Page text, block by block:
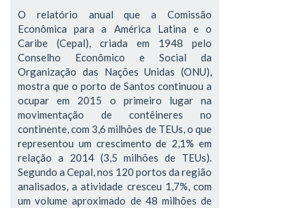
O relatório anual que a Comissão
Econômica para a América Latina e o
Caribe (Cepal), criada em 1948 pelo
Conselho Econômico e Social da
Organização das Nações Unidas (ONU),
mostra que o porto de Santos continuou a
ocupar em 2015 o primeiro lugar na
movimentação de contêineres no
continente, com 3,6 milhões de TEUs, o que
representou um crescimento de 2,1% em
relação a 2014 (3,5 milhões de TEUs).
Segundo a Cepal, nos 120 portos da região
analisados, a atividade cresceu 1,7%, com
um volume aproximado de 48 milhões de